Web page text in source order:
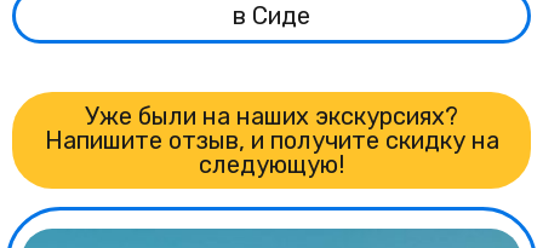
в Сиде
Уже были на наших экскурсиях?
Напишите отзыв, и получите скидку на
следующую!